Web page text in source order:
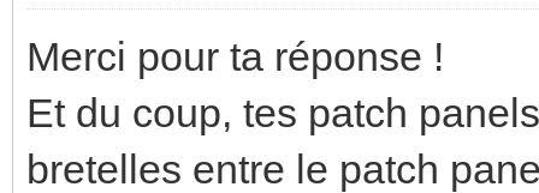
Merci pour ta réponse !
Et du coup, tes patch
bretelles entre le patch